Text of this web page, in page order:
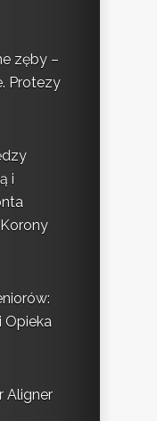
zęby –
Protezy
i
Opieka
Aligner